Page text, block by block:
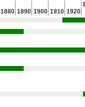
1880 1890 1900 1910 1920